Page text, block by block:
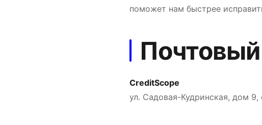
поможет нам быстрее
CreditScope
ул. Садовая-Кудринская, дом